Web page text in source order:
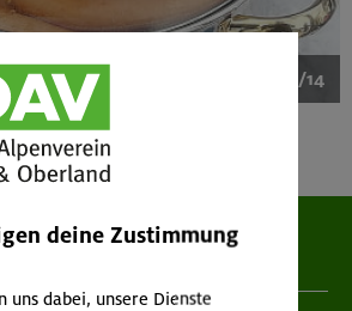
1/14
deine Zustimmung
uns dabei, unsere Dienste